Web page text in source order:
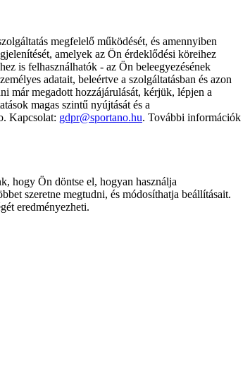
megfelelő működését, és amennyiben
amelyek az Ön érdeklődési köreihez
is felhasználhatók - az Ön beleegyezésének
adatait, beleértve a szolgáltatásban és azon
már megadott hozzájárulását, kérjük, lépjen a
magas szintű nyújtását és a
Kapcsolat: gdpr@sportano.hu. További információk
hogy Ön döntse el, hogyan használja
szeretne megtudni, és módosíthatja beállításait.
eredményezheti.